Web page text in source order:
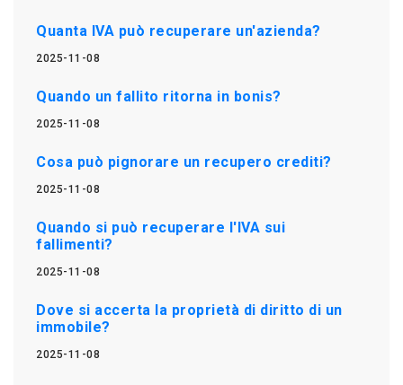
Quanta IVA può recuperare un'azienda?
2025-11-08
Quando un fallito ritorna in bonis?
2025-11-08
Cosa può pignorare un recupero crediti?
2025-11-08
Quando si può recuperare l'IVA sui
fallimenti?
2025-11-08
Dove si accerta la proprietà di diritto di un
immobile?
2025-11-08